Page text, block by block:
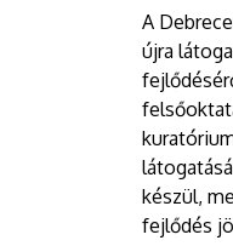
EGYETEM
A
újra
készül,
fejlődés